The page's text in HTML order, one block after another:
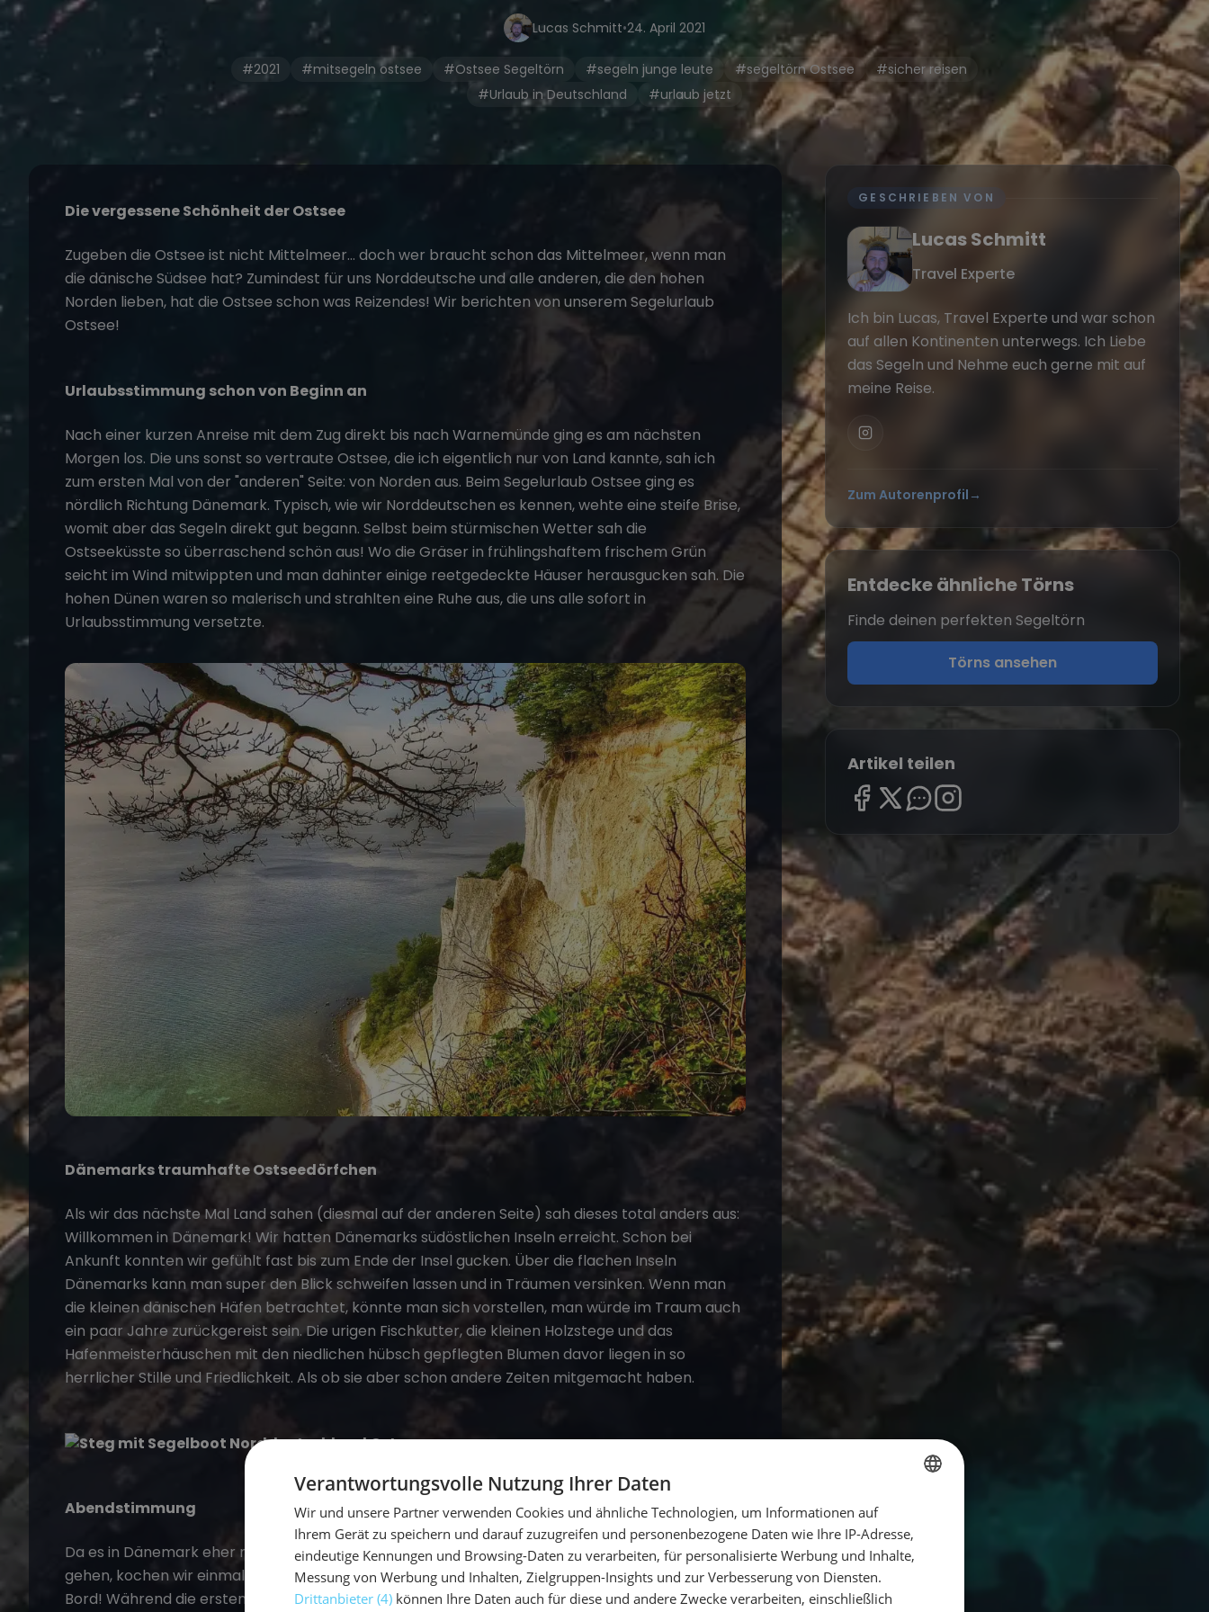
Lucas Schmitt•24. April 2021
#2021 #mitsegeln ostsee #Ostsee Segeltörn #segeln junge leute #segeltörn Ostsee
#sicher reisen
#Urlaub in Deutschland
#urlaub jetzt
Die vergessene Schönheit der Ostsee
Zugeben die Ostsee ist nicht Mittelmeer… doch wer braucht schon das Mittelmeer, wenn man
die dänische Südsee hat? Zumindest für uns Norddeutsche und alle anderen, die den hohen
Norden lieben, hat die Ostsee schon was Reizendes! Wir berichten von unserem Segelurlaub
Ostsee!
Urlaubsstimmung schon von Beginn an
Nach einer kurzen Anreise mit dem Zug direkt bis nach Warnemünde ging es am nächsten
Morgen los. Die uns sonst so vertraute Ostsee, die ich eigentlich nur von Land kannte, sah ich
zum ersten Mal von der "anderen" Seite: von Norden aus. Beim Segelurlaub Ostsee ging es
nördlich Richtung Dänemark. Typisch, wie wir Norddeutschen es kennen, wehte eine steife Brise,
womit aber das Segeln direkt gut begann. Selbst beim stürmischen Wetter sah die
Ostseeküsste so überraschend schön aus! Wo die Gräser in frühlingshaftem frischem Grün
seicht im Wind mitwippten und man dahinter einige reetgedeckte Häuser herausgucken sah. Die
hohen Dünen waren so malerisch und strahlten eine Ruhe aus, die uns alle sofort in
Urlaubsstimmung versetzte.
Dänemarks traumhafte Ostseedörfchen
Als wir das nächste Mal Land sahen (diesmal auf der anderen Seite) sah dieses total anders aus:
Willkommen in Dänemark! Wir hatten Dänemarks südöstlichen Inseln erreicht. Schon bei
Ankunft konnten wir gefühlt fast bis zum Ende der Insel gucken. Über die flachen Inseln
Dänemarks kann man super den Blick schweifen lassen und in Träumen versinken. Wenn man
die kleinen dänischen Häfen betrachtet, könnte man sich vorstellen, man würde im Traum auch
ein paar Jahre zurückgereist sein. Die urigen Fischkutter, die kleinen Holzstege und das
Hafenmeisterhäuschen mit den niedlichen hübsch gepflegten Blumen davor liegen in so
herrlicher Stille und Friedlichkeit. Als ob sie aber schon andere Zeiten mitgemacht haben.
Abendstimmung
Da es in Dänemark eher nicht so üblich ist, Restaurants zu besuchen und abends Essen zu
gehen, kochen wir einmal mehr selber. Zum Glück haben wir ein paar sehr Kochbegeisterte an
Bord! Während die ersten schon das Feierabendbierchen genießen, wird bei etwas Musik und
GESCHRIEBEN VON
Lucas Schmitt
Travel Experte
Ich bin Lucas, Travel Experte und war schon
auf allen Kontinenten unterwegs. Ich Liebe
das Segeln und Nehme euch gerne mit auf
meine Reise.
Zum Autorenprofil →
Entdecke ähnliche Törns
Finde deinen perfekten Segeltörn
Törns ansehen
Artikel teilen
GERMAN
Verantwortungsvolle Nutzung Ihrer Daten
Wir und unsere Partner verwenden Cookies und ähnliche Technologien, um Informationen auf
Ihrem Gerät zu speichern und darauf zuzugreifen und personenbezogene Daten wie Ihre IP-Adresse,
eindeutige Kennungen und Browsing-Daten zu verarbeiten, für personalisierte Werbung und Inhalte,
Messung von Werbung und Inhalten, Zielgruppen-Insights und zur Verbesserung von Diensten.
Drittanbieter (4) können Ihre Daten auch für diese und andere Zwecke verarbeiten, einschließlich